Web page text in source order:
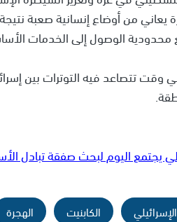
يعاني من أوضاع إنسانية صعبة
الوصول إلى الخدمات
وقت تتصاعد فيه التوترات بين
يجتمع اليوم لبحث صفقة تبادل
الكابنيت الهجرة